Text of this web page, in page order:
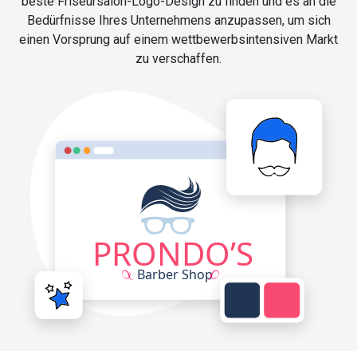
Bedürfnisse Ihres Unternehmens anzupassen, um sich
einen Vorsprung auf einem wettbewerbsintensiven Markt
zu verschaffen.